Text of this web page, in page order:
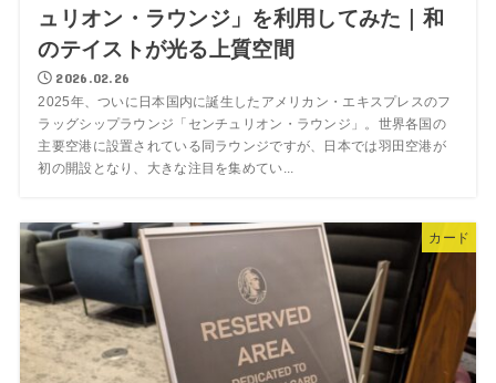
ュリオン・ラウンジ」を利用してみた｜和
のテイストが光る上質空間
2026.02.26
2025年、ついに日本国内に誕生したアメリカン・エキスプレスのフ
ラッグシップラウンジ「センチュリオン・ラウンジ」。世界各国の
主要空港に設置されている同ラウンジですが、日本では羽田空港が
初の開設となり、大きな注目を集めてい...
カード